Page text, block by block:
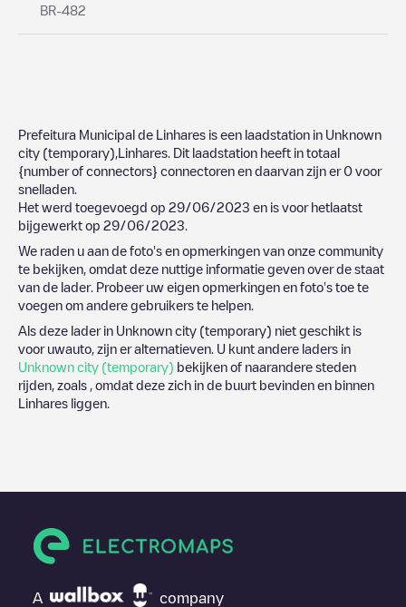
BR-482
Prefeitura Municipal de Linhares is een laadstation in Unknown
city (temporary) Linhares . Dit laadstation heeft in totaal
{number of connectors} connectoren en daarvan zijn er 0 voor
snelladen.
Het werd toegevoegd op 29/06/2023 en is voor hetlaatst
bijgewerkt op 29/06/2023
We raden u aan de foto's en opmerkingen van onze community
te bekijken, omdat deze nuttige informatie geven over de staat
van de lader. Probeer uw eigen opmerkingen en foto's toe te
voegen om andere gebruikers te helpen.
Als deze lader in Unknown city (temporary) niet geschikt is
voor uwauto, zijn er alternatieven. U kunt andere laders in
Unknown city (temporary) bekijken of naarandere steden
rijden, zoals , omdat deze zich in de buurt bevinden en binnen
Linhares liggen.
A company